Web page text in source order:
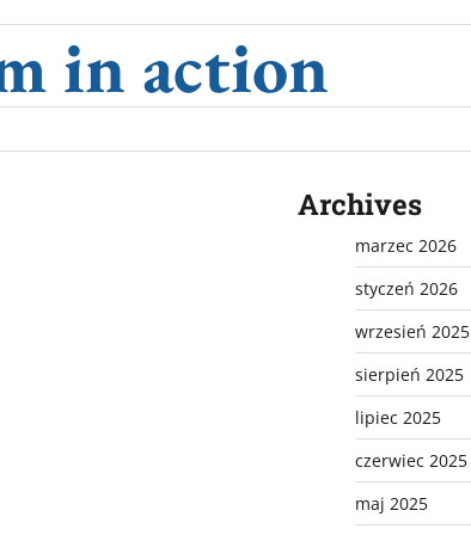
in action
Archives
marzec 2026
styczeń 2026
wrzesień 2025
sierpień 2025
lipiec 2025
czerwiec 2025
maj 2025